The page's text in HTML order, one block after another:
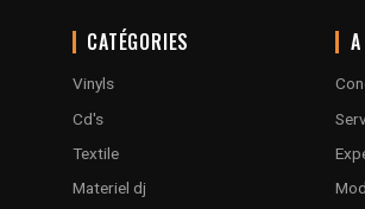
CATÉGORIES
Vinyls
Cd's
Textile
Materiel dj